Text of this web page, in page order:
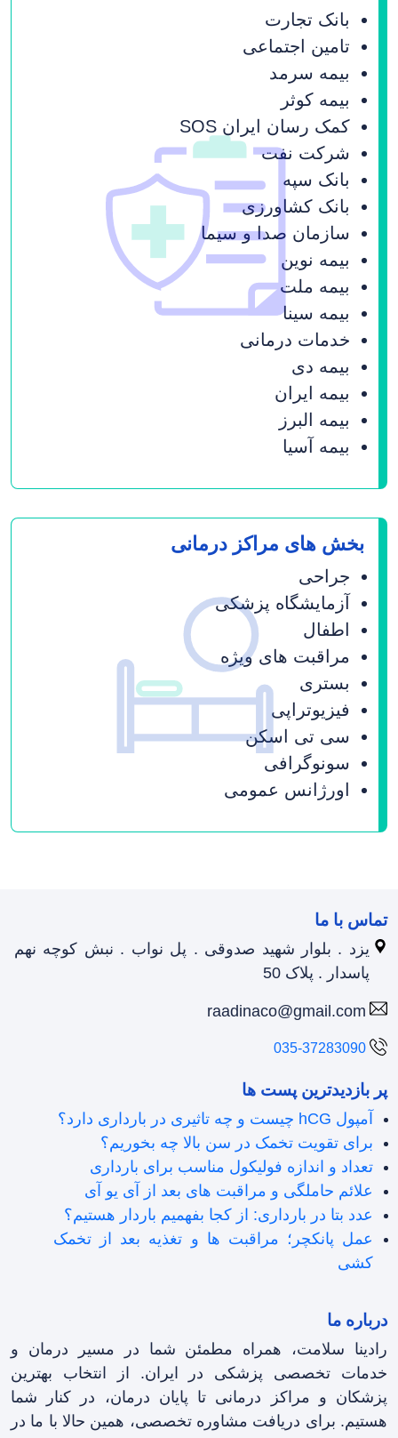
بانک تجارت
تامین اجتماعی
بیمه سرمد
بیمه کوثر
کمک رسان ایران SOS
شرکت نفت
بانک سپه
بانک کشاورزی
سازمان صدا و سیما
بیمه نوین
بیمه ملت
بیمه سینا
خدمات درمانی
بیمه دی
بیمه ایران
بیمه البرز
بیمه آسیا
بخش های مراکز درمانی
جراحی
آزمایشگاه پزشکی
اطفال
مراقبت های ویژه
بستری
فیزیوتراپی
سی تی اسکن
سونوگرافی
اورژانس عمومی
تماس با ما
یزد . بلوار شهید صدوقی . پل نواب . نبش کوچه نهم
پاسدار . پلاک 50
raadinaco@gmail.com
035-37283090
پر بازدیدترین پست ها
آمپول hCG چیست و چه تاثیری در بارداری دارد؟
برای تقویت تخمک در سن بالا چه بخوریم؟
تعداد و اندازه فولیکول مناسب برای بارداری
علائم حاملگی و مراقبت های بعد از آی یو آی
عدد بتا در بارداری: از کجا بفهمیم باردار هستیم؟
عمل پانکچر؛ مراقبت ها و تغذیه بعد از تخمک
کشی
درباره ما
رادینا سلامت، همراه مطمئن شما در مسیر درمان و
خدمات تخصصی پزشکی در ایران. از انتخاب بهترین
پزشکان و مراکز درمانی تا پایان درمان، در کنار شما
هستیم. برای دریافت مشاوره تخصصی، همین حالا با ما در